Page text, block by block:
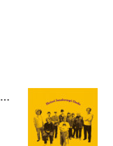
1/14(水)Digital Release!!! Analogfish × moools 「Heisei Imokempi Ondo」